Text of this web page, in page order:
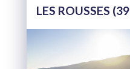
Nombre de joueurs
LES ROUSSES